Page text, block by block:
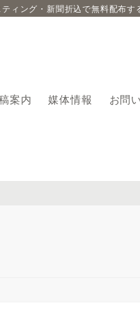
ング・新聞折込で無料配布す
案内 媒体情報 お問